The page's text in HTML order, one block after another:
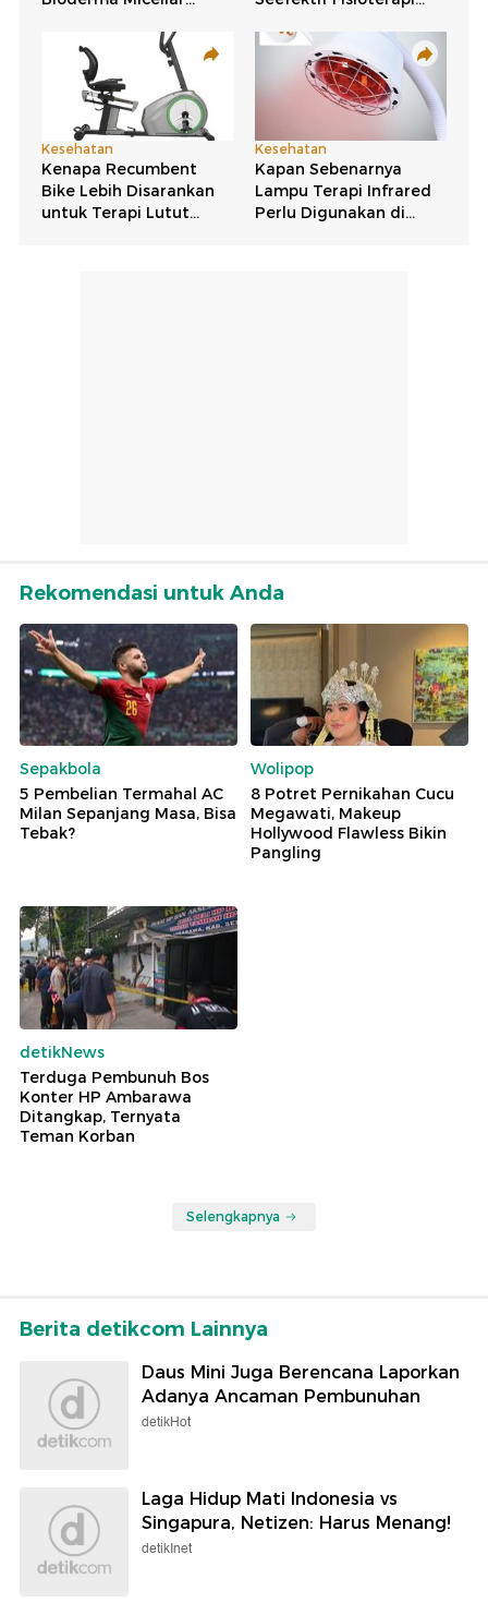
Rekomendasi untuk Anda
Sepakbola
5 Pembelian Termahal AC
Milan Sepanjang Masa, Bisa
Tebak?
Wolipop
8 Potret Pernikahan Cucu
Megawati, Makeup
Hollywood Flawless Bikin
Pangling
detikNews
Terduga Pembunuh Bos
Konter HP Ambarawa
Ditangkap, Ternyata
Teman Korban
Selengkapnya
Berita detikcom Lainnya
Daus Mini Juga Berencana Laporkan
Adanya Ancaman Pembunuhan
detikHot
Laga Hidup Mati Indonesia vs
Singapura, Netizen: Harus Menang!
detikInet